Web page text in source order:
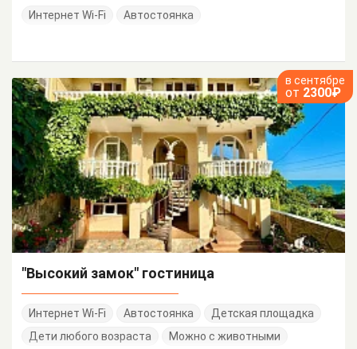
Интернет Wi-Fi Автостоянка
в сентябре
от 2300₽
"Высокий замок" гостиница
Интернет Wi-Fi Автостоянка
Детская площадка
Дети любого возраста
Можно с животными